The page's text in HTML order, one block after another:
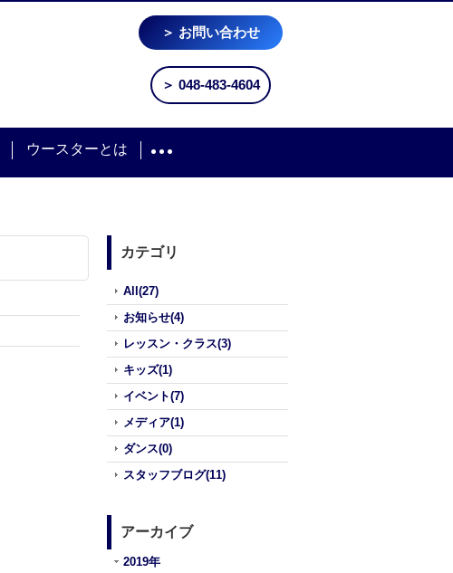
＞ お問い合わせ
＞ 048-483-4604
ウースターとは
カテゴリ
All(27)
お知らせ(4)
レッスン・クラス(3)
キッズ(1)
イベント(7)
メディア(1)
ダンス(0)
スタッフブログ(11)
アーカイブ
2019年